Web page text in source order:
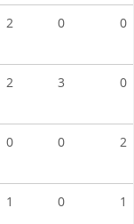
2 0 0
2 3 0
0 0 2
1 0 1